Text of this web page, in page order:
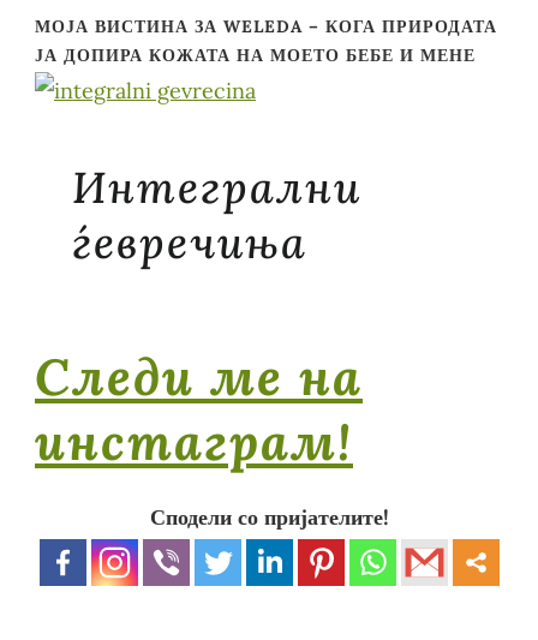
МОЈА ВИСТИНА ЗА WELEDA – КОГА ПРИРОДАТА
ЈА ДОПИРА КОЖАТА НА МОЕТО БЕБЕ И МЕНЕ
Интегрални
ѓевречиња
Следи ме на
инстаграм!
Сподели со пријателите!